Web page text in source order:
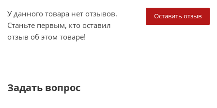
Оставить отзыв
У данного товара нет отзывов.
Станьте первым, кто оставил
отзыв об этом товаре!
Задать вопрос